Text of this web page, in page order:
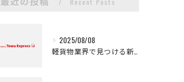
2025/08/08
軽貨物業界で見つける新たなキャリアの可能性